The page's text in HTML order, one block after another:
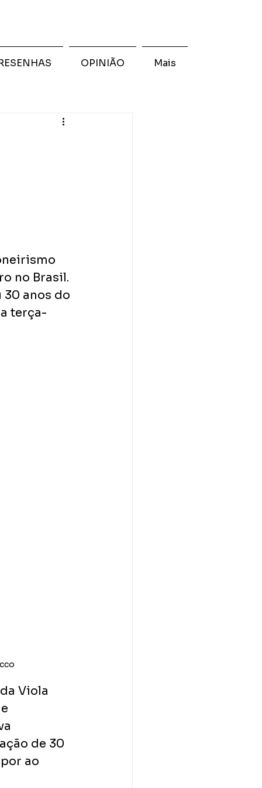
no Brasil.
anos do
terça-
Viola
de 30
ao
OPINIÃO Mais